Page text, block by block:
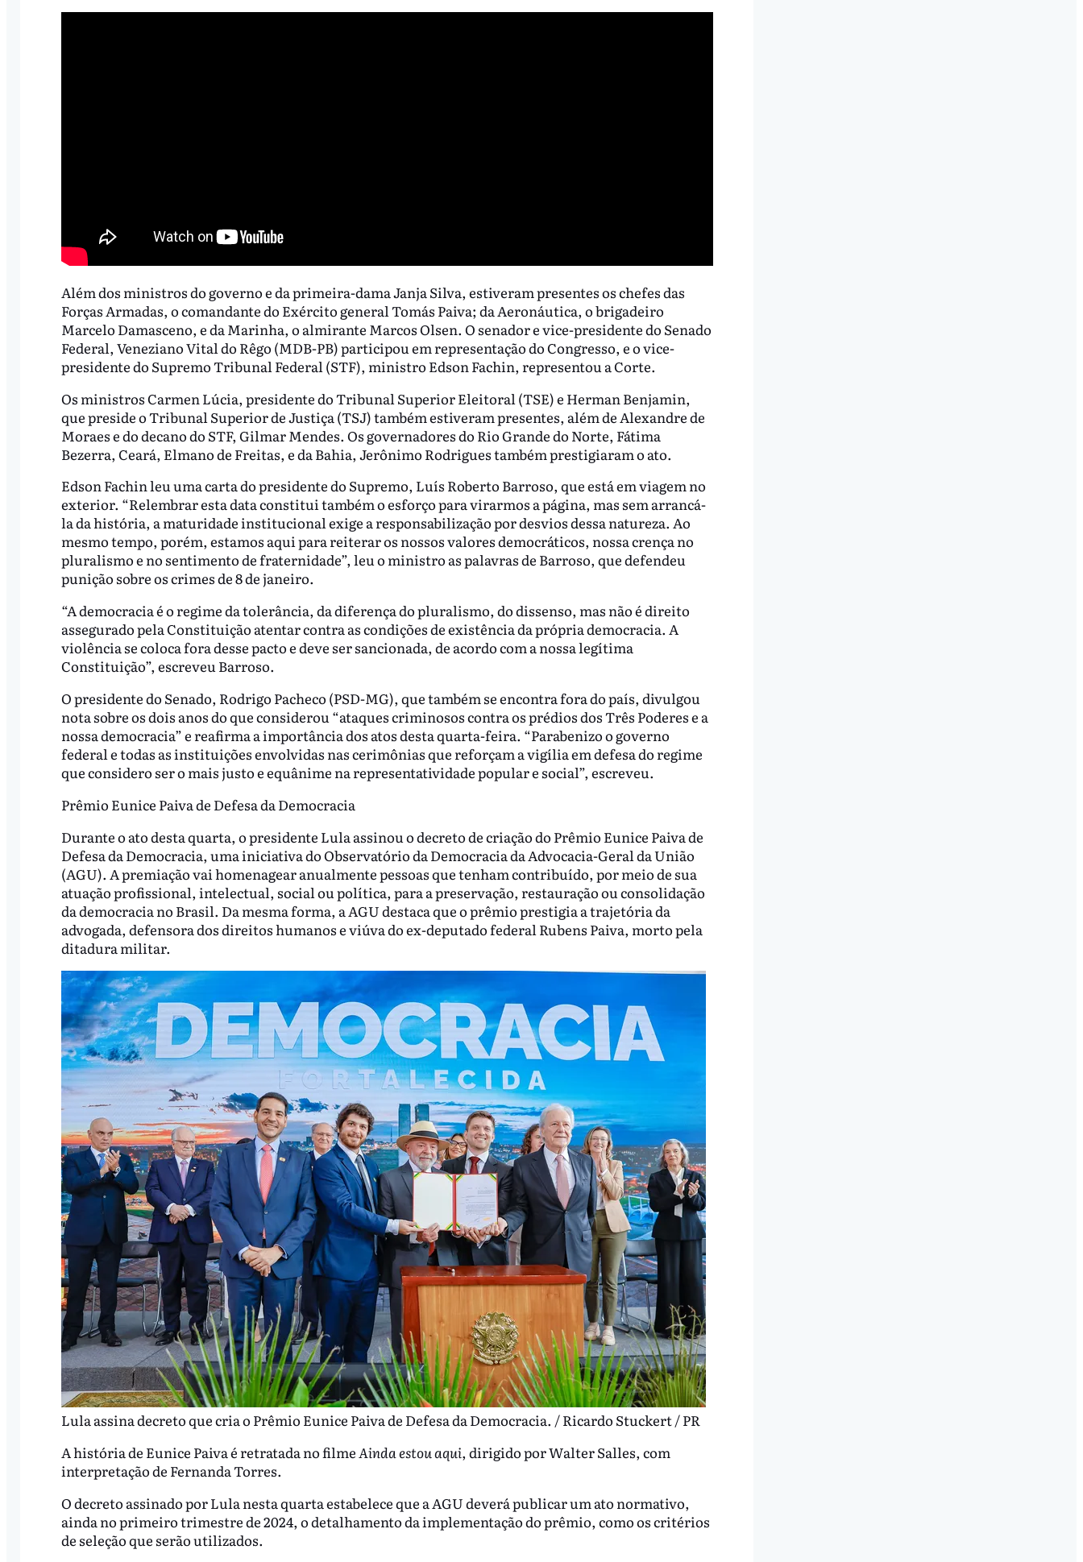
Além dos ministros do governo e da primeira-dama Janja Silva, estiveram presentes os chefes das
Forças Armadas, o comandante do Exército general Tomás Paiva; da Aeronáutica, o brigadeiro
Marcelo Damasceno, e da Marinha, o almirante Marcos Olsen. O senador e vice-presidente do Senado
Federal, Veneziano Vital do Rêgo (MDB-PB) participou em representação do Congresso, e o vice-
presidente do Supremo Tribunal Federal (STF), ministro Edson Fachin, representou a Corte.
Os ministros Carmen Lúcia, presidente do Tribunal Superior Eleitoral (TSE) e Herman Benjamin,
que preside o Tribunal Superior de Justiça (TSJ) também estiveram presentes, além de Alexandre de
Moraes e do decano do STF, Gilmar Mendes. Os governadores do Rio Grande do Norte, Fátima
Bezerra, Ceará, Elmano de Freitas, e da Bahia, Jerônimo Rodrigues também prestigiaram o ato.
Edson Fachin leu uma carta do presidente do Supremo, Luís Roberto Barroso, que está em viagem no
exterior. “Relembrar esta data constitui também o esforço para virarmos a página, mas sem arrancá-
la da história, a maturidade institucional exige a responsabilização por desvios dessa natureza. Ao
mesmo tempo, porém, estamos aqui para reiterar os nossos valores democráticos, nossa crença no
pluralismo e no sentimento de fraternidade”, leu o ministro as palavras de Barroso, que defendeu
punição sobre os crimes de 8 de janeiro.
“A democracia é o regime da tolerância, da diferença do pluralismo, do dissenso, mas não é direito
assegurado pela Constituição atentar contra as condições de existência da própria democracia. A
violência se coloca fora desse pacto e deve ser sancionada, de acordo com a nossa legítima
Constituição”, escreveu Barroso.
O presidente do Senado, Rodrigo Pacheco (PSD-MG), que também se encontra fora do país, divulgou
nota sobre os dois anos do que considerou “ataques criminosos contra os prédios dos Três Poderes e a
nossa democracia” e reafirma a importância dos atos desta quarta-feira. “Parabenizo o governo
federal e todas as instituições envolvidas nas cerimônias que reforçam a vigília em defesa do regime
que considero ser o mais justo e equânime na representatividade popular e social”, escreveu.
Prêmio Eunice Paiva de Defesa da Democracia
Durante o ato desta quarta, o presidente Lula assinou o decreto de criação do Prêmio Eunice Paiva de
Defesa da Democracia, uma iniciativa do Observatório da Democracia da Advocacia-Geral da União
(AGU). A premiação vai homenagear anualmente pessoas que tenham contribuído, por meio de sua
atuação profissional, intelectual, social ou política, para a preservação, restauração ou consolidação
da democracia no Brasil. Da mesma forma, a AGU destaca que o prêmio prestigia a trajetória da
advogada, defensora dos direitos humanos e viúva do ex-deputado federal Rubens Paiva, morto pela
ditadura militar.
Lula assina decreto que cria o Prêmio Eunice Paiva de Defesa da Democracia. / Ricardo Stuckert / PR
A história de Eunice Paiva é retratada no filme Ainda estou aqui, dirigido por Walter Salles, com
interpretação de Fernanda Torres.
O decreto assinado por Lula nesta quarta estabelece que a AGU deverá publicar um ato normativo,
ainda no primeiro trimestre de 2024, o detalhamento da implementação do prêmio, como os critérios
de seleção que serão utilizados.